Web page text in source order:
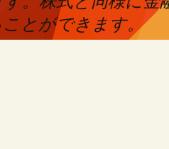
とができます。